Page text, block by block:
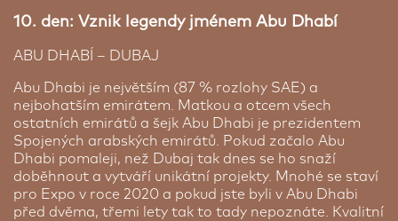
10. den: Vznik legendy jménem Abu Dhabí
ABU DHABÍ – DUBAJ
Abu Dhabi je největším (87 % rozlohy SAE) a
nejbohatším emirátem. Matkou a otcem všech
ostatních emirátů a šejk Abu Dhabi je prezidentem
Spojených arabských emirátů. Pokud začalo Abu
Dhabi pomaleji, než Dubaj tak dnes se ho snaží
doběhnout a vytváří unikátní projekty. Mnohé se staví
pro Expo v roce 2020 a pokud jste byli v Abu Dhabi
před dvěma, třemi lety tak to tady nepoznáte. Kvalitní